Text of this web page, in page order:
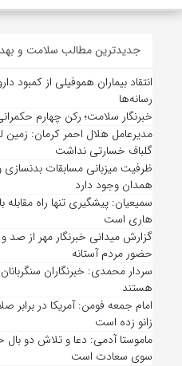
جدیدترین مطالب سلامت و
انتقاد بیماران هموفیلی از کمبود
رسانه‌ها
خبرنگار سلامت؛ رکن چهارم
گلباف خسارتی نداشت
ظرفیت میزبانی مسابقات بدنسازی
همدان وجود دارد
سمیعیان: پیشگیری تنها راه مقابله
هاری است
گزارش میدانی خبرنگار مهر از صد
حضور مردم آستانه
سردار محمدی: خبرنگاران
هستند
امام جمعه فومن: آمریکا در برابر
زانو زده است
ماموستا آدمی: دعا و تلاش دو بال
سوی سعادت است